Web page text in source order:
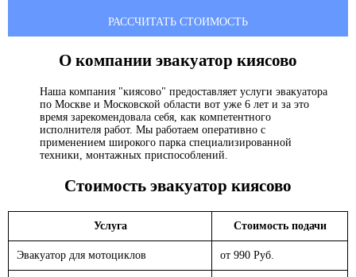
РАССЧИТАТЬ СТОИМОСТЬ
О компании эвакуатор киясово
Наша компания "киясово" предоставляет услуги эвакуатора
по Москве и Московской области вот уже 6 лет и за это
время зарекомендовала себя, как компетентного
исполнителя работ. Мы работаем оперативно с
применением широкого парка специализированной
техники, монтажных приспособлений.
Стоимость эвакуатор киясово
Услуга Стоимость подачи
Эвакуатор для мотоциклов от 990 Руб.